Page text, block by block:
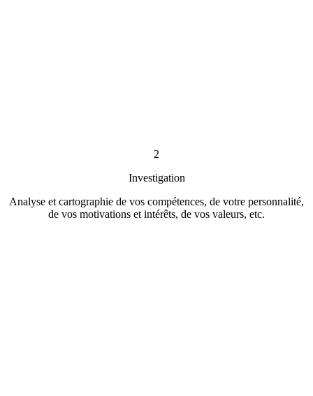
2
Investigation
Analyse et cartographie de vos compétences, de votre personnalité,
de vos motivations et intérêts, de vos valeurs, etc.